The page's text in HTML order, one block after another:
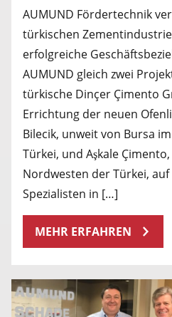
AUMUND Fördertechnik
türkischen
erfolgreiche
AUMUND gleich zwei
türkische Dinçer Çimento
Errichtung der neuen
Bilecik, unweit von Bursa
Türkei, und Aşkale
Nordwesten der Türkei,
Spezialisten in […]
MEHR ERFAHREN